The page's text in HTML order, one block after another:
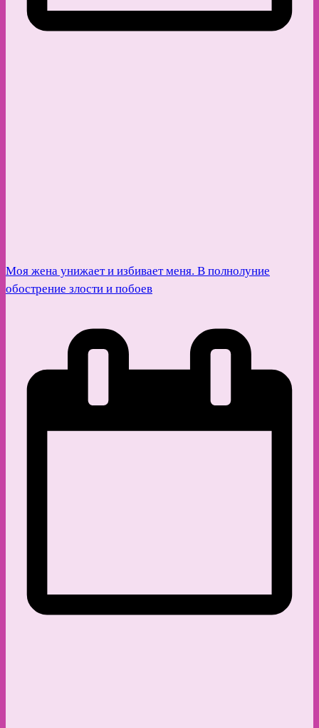
Моя жена унижает и избивает меня. В полнолуние
обострение злости и побоев